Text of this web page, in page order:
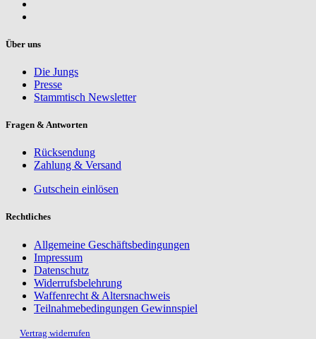
Über uns
Die Jungs
Presse
Stammtisch Newsletter
Fragen & Antworten
Rücksendung
Zahlung & Versand
Gutschein einlösen
Rechtliches
Allgemeine Geschäftsbedingungen
Impressum
Datenschutz
Widerrufsbelehrung
Waffenrecht & Altersnachweis
Teilnahmebedingungen Gewinnspiel
Vertrag widerrufen